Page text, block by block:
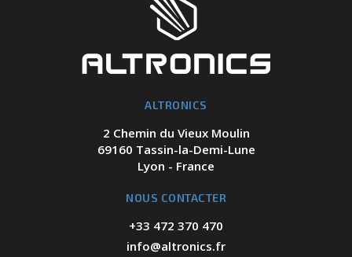
ALTRONICS
2 Chemin du Vieux Moulin
69160 Tassin-la-Demi-Lune
Lyon - France
NOUS CONTACTER
+33 472 370 470
info@altronics.fr